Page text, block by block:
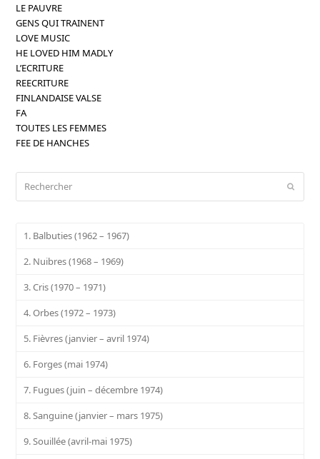
LE PAUVRE
GENS QUI TRAINENT
LOVE MUSIC
HE LOVED HIM MADLY
L’ECRITURE
REECRITURE
FINLANDAISE VALSE
FA
TOUTES LES FEMMES
FEE DE HANCHES
1. Balbuties (1962 – 1967)
2. Nuibres (1968 – 1969)
3. Cris (1970 – 1971)
4. Orbes (1972 – 1973)
5. Fièvres (janvier – avril 1974)
6. Forges (mai 1974)
7. Fugues (juin – décembre 1974)
8. Sanguine (janvier – mars 1975)
9. Souillée (avril-mai 1975)